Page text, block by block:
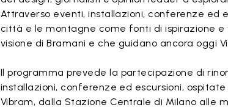
Attraverso eventi, installazioni, conferenze ed
città e le montagne come fonti di ispirazione e
visione di Bramani e che guidano ancora oggi
Il programma prevede la partecipazione di
installazioni, conferenze ed escursioni,
Vibram, dalla Stazione Centrale di Milano alle